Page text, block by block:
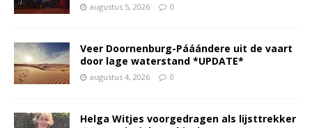
augustus 5, 2026 0
Veer Doornenburg-Pááándere uit de vaart
door lage waterstand *UPDATE*
augustus 4, 2026 0
Helga Witjes voorgedragen als lijsttrekker